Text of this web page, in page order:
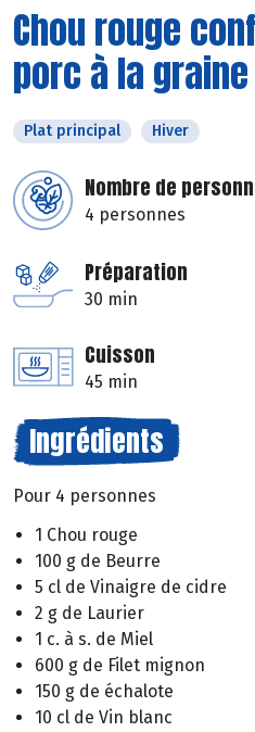
Chou rouge
porc à la
Plat principal Hiver
Nombre de
4 personnes
Préparation
30 min
Cuisson
45 min
Ingrédients
Pour 4 personnes
1 Chou rouge
100 g de Beurre
5 cl de Vinaigre de cidre
2 g de Laurier
1 c. à s. de Miel
600 g de Filet mignon
150 g de échalote
10 cl de Vin blanc